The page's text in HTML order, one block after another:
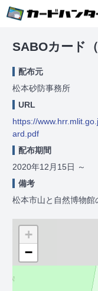
SABOカード
配布元
松本砂防事務所
URL
https://
ard.pdf
配布期間
2020年12月15日 ～
備考
松本市山と自然博物
+
−